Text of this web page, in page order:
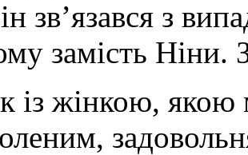
зв’язався з
замість Ніни.
із жінкою,